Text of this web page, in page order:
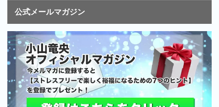
公式メールマガジン